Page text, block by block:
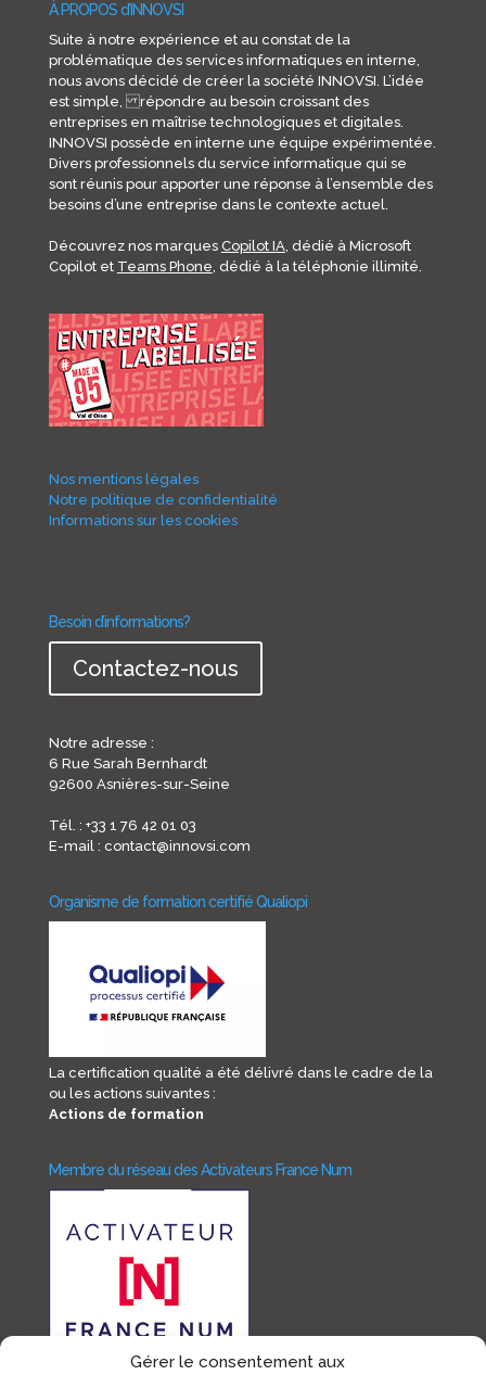
Gérer le consentement aux
À PROPOS d’INNOVSI
Suite à notre expérience et au constat de la
problématique des services informatiques en interne,
nous avons décidé de créer la société INNOVSI. L’idée
est simple, répondre au besoin croissant des
entreprises en maîtrise technologiques et digitales.
INNOVSI possède en interne une équipe expérimentée.
Divers professionnels du service informatique qui se
sont réunis pour apporter une réponse à l’ensemble des
besoins d’une entreprise dans le contexte actuel.
Découvrez nos marques Copilot IA, dédié à Microsoft
Copilot et Teams Phone, dédié à la téléphonie illimité.
Nos mentions légales
Notre politique de confidentialité
Informations sur les cookies
Besoin d’informations?
Contactez-nous
Notre adresse :
6 Rue Sarah Bernhardt
92600 Asnières-sur-Seine
Tél. : +33 1 76 42 01 03
E-mail : contact@innovsi.com
Organisme de formation certifié Qualiopi
La certification qualité a été délivré dans le cadre de la
ou les actions suivantes :
Actions de formation
Membre du réseau des Activateurs France Num